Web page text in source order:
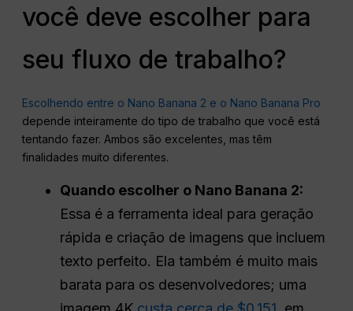
você deve escolher para
seu fluxo de trabalho?
Escolhendo entre o Nano Banana 2 e o Nano Banana Pro
depende inteiramente do tipo de trabalho que você está
tentando fazer. Ambos são excelentes, mas têm
finalidades muito diferentes.
Quando escolher o Nano Banana 2:
Essa é a ferramenta ideal para geração
rápida e criação de imagens que incluem
texto perfeito. Ela também é muito mais
barata para os desenvolvedores; uma